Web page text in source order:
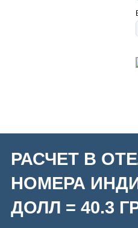
РАСЧЕТ В
НОМЕРА
ДОЛЛ = 40.3